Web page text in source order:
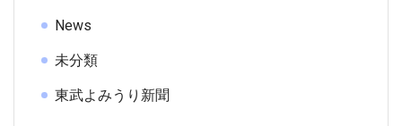
News
未分類
東武よみうり新聞